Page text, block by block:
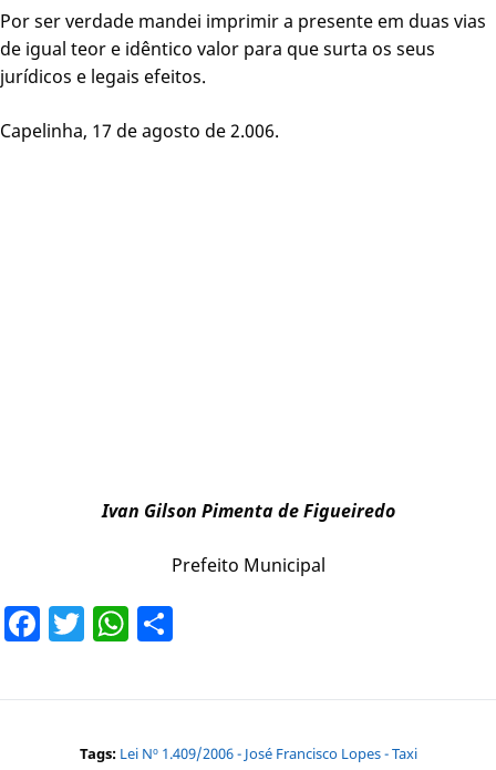
Por ser verdade mandei imprimir a presente em duas vias
de igual teor e idêntico valor para que surta os seus
jurídicos e legais efeitos.
Capelinha, 17 de agosto de 2.006.
Ivan Gilson Pimenta de Figueiredo
Prefeito Municipal
Facebook
TwitterWhatsApp
Tags: Lei Nº 1.409/2006 - José Francisco Lopes - Taxi